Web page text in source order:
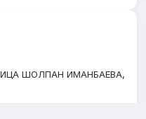
ШОЛПАН ИМАНБАЕВА,